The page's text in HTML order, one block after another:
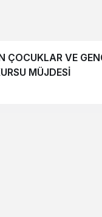
ÇOCUKLAR VE
MÜJDESİ